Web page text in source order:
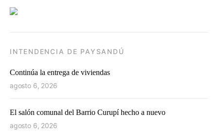
INTENDENCIA DE PAYSANDÚ
Continúa la entrega de viviendas
agosto 6, 2026
El salón comunal del Barrio Curupí hecho a nuevo
agosto 6, 2026